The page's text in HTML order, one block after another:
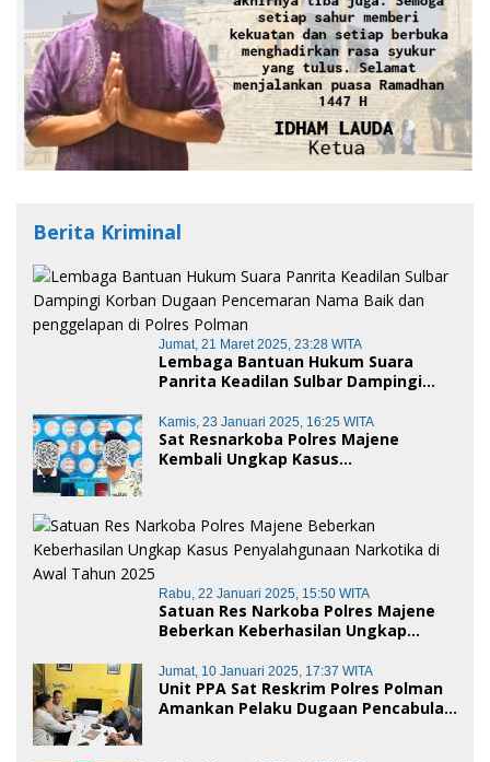
Berita Kriminal
Jumat, 21 Maret 2025, 23:28 WITA
Lembaga Bantuan Hukum Suara
Panrita Keadilan Sulbar Dampingi
Baik dan penggelapan di Polres
Polman
Kamis, 23 Januari 2025, 16:25 WITA
Sat Resnarkoba Polres Majene
Kembali Ungkap Kasus
Rabu, 22 Januari 2025, 15:50 WITA
Satuan Res Narkoba Polres Majene
Beberkan Keberhasilan Ungkap
Awal Tahun 2025
Jumat, 10 Januari 2025, 17:37 WITA
Unit PPA Sat Reskrim Polres Polman
Amankan Pelaku Dugaan Pencabulan